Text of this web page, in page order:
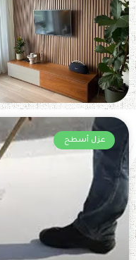
عزل أسطح